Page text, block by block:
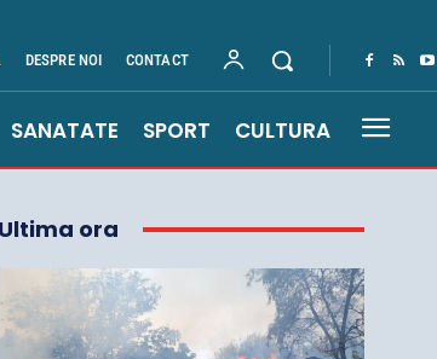
DESPRE NOI CONTACT
SANATATE SPORT CULTURA
Ultima ora